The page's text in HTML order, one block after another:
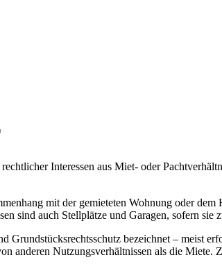
Interessen aus Miet- oder
mit der gemieteten Wohnung oder
sind auch Stellplätze und Garagen, sofern sie
bezeichnet – meist
anderen Nutzungsverhältnissen als die